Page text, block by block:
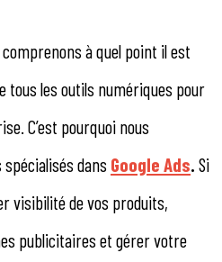
comprenons à quel point il est
les outils numériques pour
C’est pourquoi nous
dans Google Ads. Si
visibilité de vos produits,
publicitaires et gérer votre